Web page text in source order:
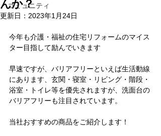
コミュニティ
んか？
更新日： 2023年1月24日
今年も介護・福祉の住宅リフォームのマイス
ター目指して励んでいきます
早速ですが、バリアフリーといえば生活動線
にあります、玄関・寝室・リビング・階段・
浴室・トイレ等を優先されますが、洗面台の
バリアフリーも注目されています。
当社おすすめの商品をご紹介します！